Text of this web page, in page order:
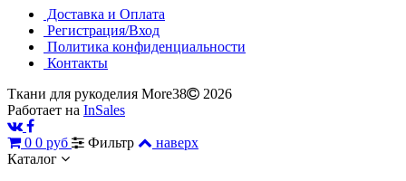
Доставка и Оплата
Регистрация/Вход
Политика конфиденциальности
Контакты
Ткани для рукоделия More38
2026
Работает на InSales
0 0 руб Фильтр
наверх
Каталог